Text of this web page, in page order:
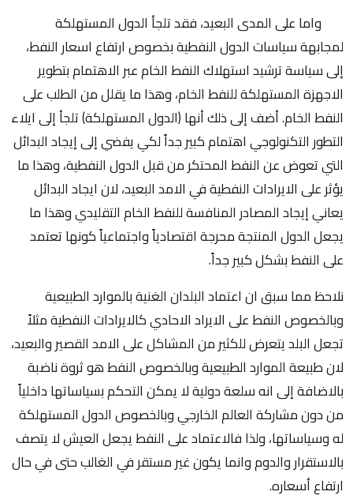
واما على المدى البعيد، فقد تلجأ الدول المستهلكة
لمجابهة سياسات الدول النفطية بخصوص ارتفاع اسعار النفط،
إلى سياسة ترشيد استهلاك النفط الخام عبر الاهتمام بتطوير
الاجهزة المستهلكة للنفط الخام، وهذا ما يقلل من الطلب على
النفط الخام. أضف إلى ذلك أنها (الدول المستهلكة) تلجأ إلى ايلاء
التطور التكنولوجي اهتمام كبير جداً لكي يفضي إلى إيجاد البدائل
التي تعوض عن النفط المحتكر من قبل الدول النفطية، وهذا ما
يؤثر على الايرادات النفطية في الامد البعيد، لان ايجاد البدائل
يعاني إيجاد المصادر المنافسة للنفط الخام التقليدي وهذا ما
يجعل الدول المنتجة محرجة اقتصادياً واجتماعياً كونها تعتمد
على النفط بشكل كبير جداً.
نلاحظ مما سبق ان اعتماد البلدان الغنية بالموارد الطبيعية
وبالخصوص النفط على الايراد الاحادي كالايرادات النفطية مثلاً
تجعل البلد يتعرض للكثير من المشاكل على الامد القصير والبعيد،
لان طبيعة الموارد الطبيعية وبالخصوص النفط هو ثروة ناضبة
بالاضافة إلى انه سلعة دولية لا يمكن التحكم بسياساتها داخلياً
من دون مشاركة العالم الخارجي وبالخصوص الدول المستهلكة
له وسياساتها، ولذا فالاعتماد على النفط يجعل العيش لا يتصف
بالاستقرار والدوم وانما يكون غير مستقر في الغالب حتى في حال
ارتفاع أسعاره.